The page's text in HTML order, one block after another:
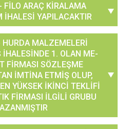
FİLO ARAÇ KİRALAMA
İHALESİ YAPILACAKTIR
MALZEMELERİ
İHALESİNDE 1. OLAN ME-
FİRMASI SÖZLEŞME
İMTİNA ETMİŞ OLUP,
YÜKSEK İKİNCİ TEKLİFİ
FİRMASI İLGİLİ GRUBU